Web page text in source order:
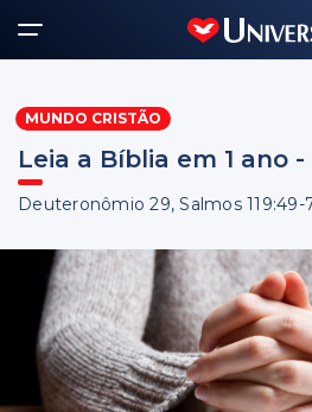
MUNDO CRISTÃO
Leia a Bíblia em 1 ano -
Deuteronômio 29, Salmos 119:49-